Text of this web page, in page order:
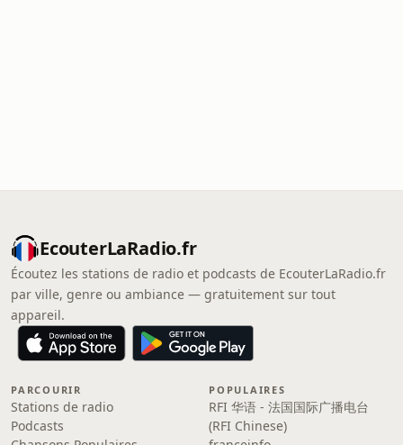
EcouterLaRadio.fr
Écoutez les stations de radio et podcasts de EcouterLaRadio.fr
par ville, genre ou ambiance — gratuitement sur tout
appareil.
PARCOURIR
Stations de radio
Podcasts
POPULAIRES
RFI 华语 - 法国国际广播电台
(RFI Chinese)